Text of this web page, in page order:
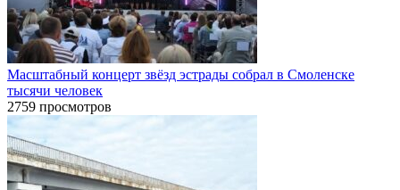
Масштабный концерт звёзд эстрады собрал в Смоленске
тысячи человек
2759 просмотров